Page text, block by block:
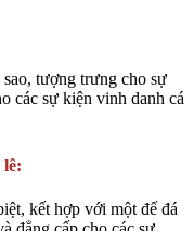
tượng trưng cho sự
các sự kiện vinh danh cá
kết hợp với một đế đá